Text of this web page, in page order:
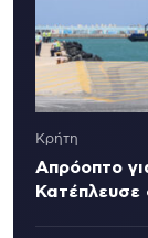
Κρήτη
Απρόοπτο
Κατέπλευσε